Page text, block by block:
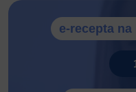
e-recepta